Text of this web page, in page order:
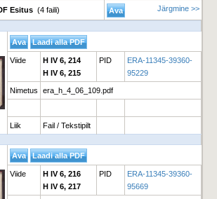
Esitus (4 faili) Järgmine >>
Viide
H IV 6, 214
H IV 6, 215
PID
ERA-11345-39360-
95229
Nimetus era_h_4_06_109.pdf
Liik Fail / Tekstipilt
Viide
H IV 6, 216
H IV 6, 217
PID
ERA-11345-39360-
95669